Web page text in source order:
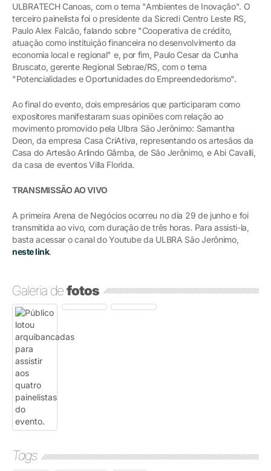
ULBRATECH Canoas, com o tema "Ambientes de Inovação". O
terceiro painelista foi o presidente da Sicredi Centro Leste RS,
Paulo Alex Falcão, falando sobre "Cooperativa de crédito,
atuação como instituição financeira no desenvolvimento da
economia local e regional" e, por fim, Paulo Cesar da Cunha
Bruscato, gerente Regional Sebrae/RS, com o tema
"Potencialidades e Oportunidades do Empreendedorismo".
Ao final do evento, dois empresários que participaram como
expositores manifestaram suas opiniões com relação ao
movimento promovido pela Ulbra São Jerônimo: Samantha
Deon, da empresa Casa CriAtiva, representando os artesãos da
Casa do Artesão Arlindo Gâmba, de São Jerônimo, e Abi Cavalli,
da casa de eventos Villa Florida.
TRANSMISSÃO AO VIVO
A primeira Arena de Negócios ocorreu no dia 29 de junho e foi
transmitida ao vivo, com duração de três horas. Para assisti-la,
basta acessar o canal do Youtube da ULBRA São Jerônimo,
neste link.
Galeria defotos
Tags